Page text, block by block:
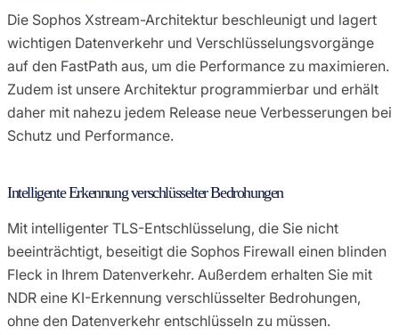
Die Sophos Xstream-Architektur beschleunigt und lagert
wichtigen Datenverkehr und Verschlüsselungsvorgänge
auf den FastPath aus, um die Performance zu maximieren.
Zudem ist unsere Architektur programmierbar und erhält
daher mit nahezu jedem Release neue Verbesserungen bei
Schutz und Performance.
Intelligente Erkennung verschlüsselter Bedrohungen
Mit intelligenter TLS-Entschlüsselung, die Sie nicht
beeinträchtigt, beseitigt die Sophos Firewall einen blinden
Fleck in Ihrem Datenverkehr. Außerdem erhalten Sie mit
NDR eine KI-Erkennung verschlüsselter Bedrohungen,
ohne den Datenverkehr entschlüsseln zu müssen.